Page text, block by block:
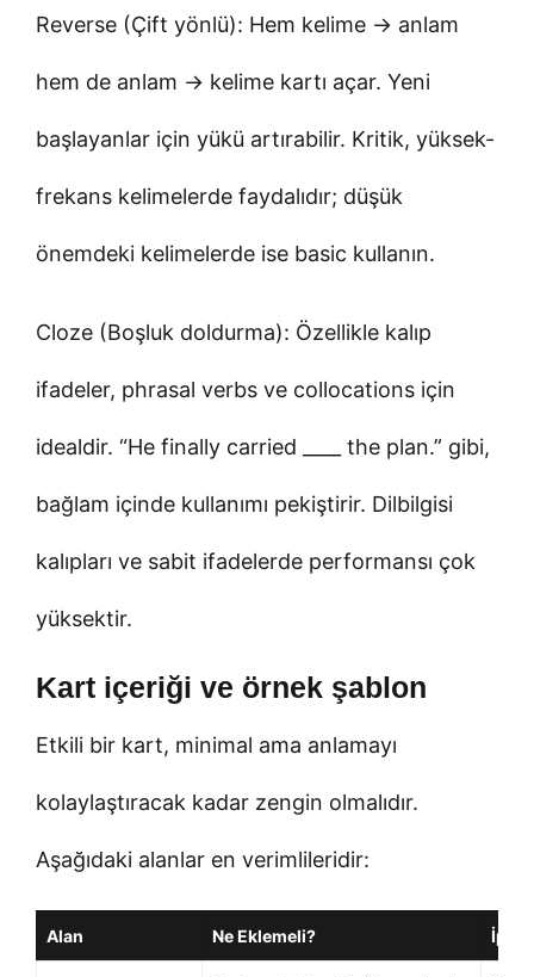
Reverse (Çift yönlü): Hem kelime → anlam
hem de anlam → kelime kartı açar. Yeni
başlayanlar için yükü artırabilir. Kritik, yüksek-
frekans kelimelerde faydalıdır; düşük
önemdeki kelimelerde ise basic kullanın.
Cloze (Boşluk doldurma): Özellikle kalıp
ifadeler, phrasal verbs ve collocations için
idealdir. “He finally carried ____ the plan.” gibi,
bağlam içinde kullanımı pekiştirir. Dilbilgisi
kalıpları ve sabit ifadelerde performansı çok
yüksektir.
Kart içeriği ve örnek şablon
Etkili bir kart, minimal ama anlamayı
kolaylaştıracak kadar zengin olmalıdır.
Aşağıdaki alanlar en verimlileridir:
Alan Ne Eklemeli?